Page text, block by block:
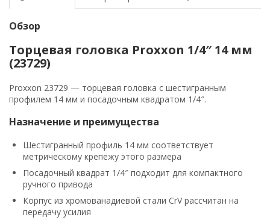
Обзор
Торцевая головка Proxxon 1/4″ 14 мм
(23729)
Proxxon 23729 — торцевая головка с шестигранным
профилем 14 мм и посадочным квадратом 1/4″.
Назначение и преимущества
Шестигранный профиль 14 мм соответствует
метрическому крепежу этого размера
Посадочный квадрат 1/4″ подходит для компактного
ручного привода
Корпус из хромованадиевой стали CrV рассчитан на
передачу усилия